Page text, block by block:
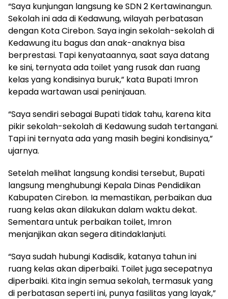
“Saya kunjungan langsung ke SDN 2 Kertawinangun.
Sekolah ini ada di Kedawung, wilayah perbatasan
dengan Kota Cirebon. Saya ingin sekolah-sekolah di
Kedawung itu bagus dan anak-anaknya bisa
berprestasi. Tapi kenyataannya, saat saya datang
ke sini, ternyata ada toilet yang rusak dan ruang
kelas yang kondisinya buruk,” kata Bupati Imron
kepada wartawan usai peninjauan.
“Saya sendiri sebagai Bupati tidak tahu, karena kita
pikir sekolah-sekolah di Kedawung sudah tertangani.
Tapi ini ternyata ada yang masih begini kondisinya,”
ujarnya.
Setelah melihat langsung kondisi tersebut, Bupati
langsung menghubungi Kepala Dinas Pendidikan
Kabupaten Cirebon. Ia memastikan, perbaikan dua
ruang kelas akan dilakukan dalam waktu dekat.
Sementara untuk perbaikan toilet, Imron
menjanjikan akan segera ditindaklanjuti.
“Saya sudah hubungi Kadisdik, katanya tahun ini
ruang kelas akan diperbaiki. Toilet juga secepatnya
diperbaiki. Kita ingin semua sekolah, termasuk yang
di perbatasan seperti ini, punya fasilitas yang layak,”